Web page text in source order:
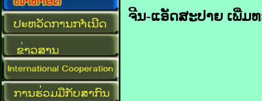
ຈີນ-ແອັດ​ສະ​ປາຍ​ ເພີ່ມ​